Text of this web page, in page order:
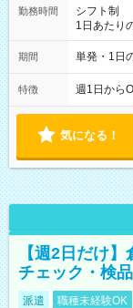
間】試用期
勤務時間
シフト制
1日あたり
間は 試験
期間 単発・1日
特徴 週1日から
気になる！
【週2日だけ
チェック・検品
派遣 職種未経験OK